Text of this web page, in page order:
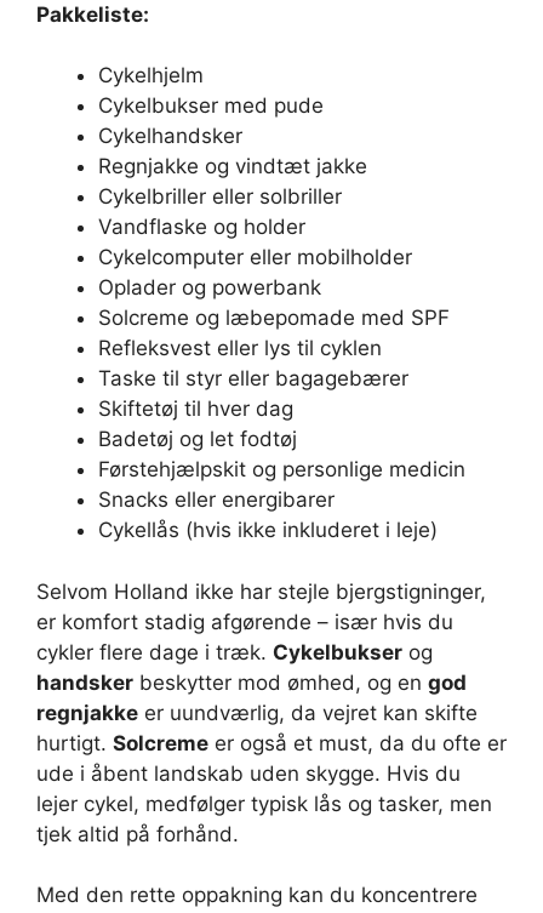
Pakkeliste:
Cykelhjelm
Cykelbukser med pude
Cykelhandsker
Regnjakke og vindtæt jakke
Cykelbriller eller solbriller
Vandflaske og holder
Cykelcomputer eller mobilholder
Oplader og powerbank
Solcreme og læbepomade med SPF
Refleksvest eller lys til cyklen
Taske til styr eller bagagebærer
Skiftetøj til hver dag
Badetøj og let fodtøj
Førstehjælpskit og personlige medicin
Snacks eller energibarer
Cykellås (hvis ikke inkluderet i leje)
Selvom Holland ikke har stejle bjergstigninger,
er komfort stadig afgørende – især hvis du
cykler flere dage i træk. Cykelbukser og
handsker beskytter mod ømhed, og en god
regnjakke er uundværlig, da vejret kan skifte
hurtigt. Solcreme er også et must, da du ofte er
ude i åbent landskab uden skygge. Hvis du
lejer cykel, medfølger typisk lås og tasker, men
tjek altid på forhånd.
Med den rette oppakning kan du koncentrere